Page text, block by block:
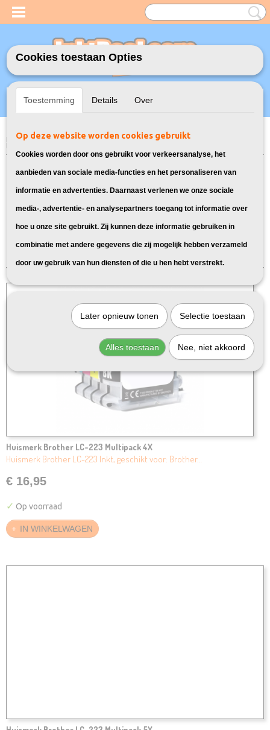
Inloggen Registreren
UW WINKELWAGEN
Home>Model Printer>LC-223 Inkt cartridges voor Brother
Bekijk hier alle inkt geschikt voor de
Brother DCP J4120DW:
Huismerk Brother LC-223 Multipack 4X
Huismerk Brother LC-223 Inkt, geschikt voor: Brother…
€ 16,95
✓ Op voorraad
IN WINKELWAGEN
Cookies toestaan Opties
Toestemming Details Over
Op deze website worden cookies gebruikt
Cookies worden door ons gebruikt voor verkeersanalyse, het
aanbieden van sociale media-functies en het personaliseren van
informatie en advertenties. Daarnaast verlenen we onze sociale
media-, advertentie- en analysepartners toegang tot informatie over
hoe u onze site gebruikt. Zij kunnen deze informatie gebruiken in
combinatie met andere gegevens die zij mogelijk hebben verzameld
door uw gebruik van hun diensten of die u hen hebt verstrekt.
Later opnieuw tonen Selectie toestaan
Alles toestaan Nee, niet akkoord